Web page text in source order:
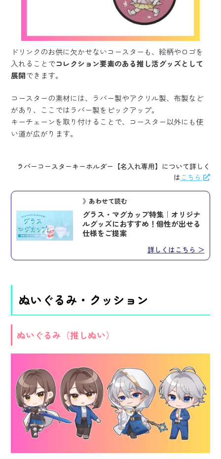
ドリンクのお供に欠かせないコースターも、絵柄やロゴを
入れることでコレクション要素のある推し活グッズとして
展開できます。
コースターの素材には、ラバー製やアクリル製、布製など
があり、ここではラバー製をピックアップ。
キーチェーンを取り付けることで、コースター以外にも使
い道が広がります。
ラバーコースターキーホルダー【名入れ専用】について詳しく
は こちら
》あわせて読む
グラス・マグカップ特集｜オリジナ
ルグッズにおすすめ！個性が出せる
仕様をご提案
詳しくはこちら ＞
ぬいぐるみ・クッション
ぬいぐるみ（推しぬい）